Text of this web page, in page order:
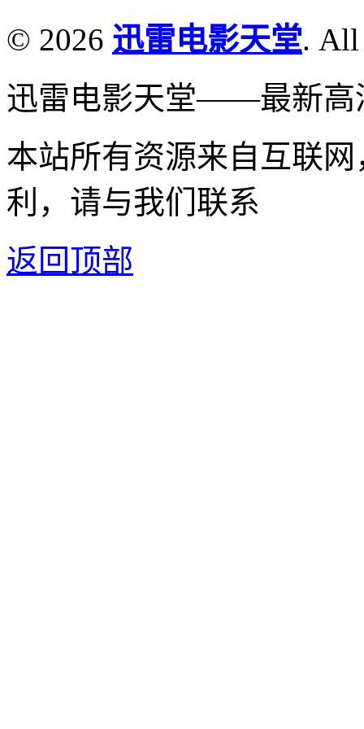
© 2026 迅雷电影天堂. All
迅雷电影天堂——最新高
本站所有资源来自互联
利，请与我们联系
返回顶部